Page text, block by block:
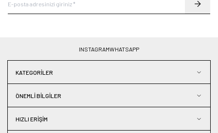
INSTAGRAMWHATSAPP
KATEGORILER
ÖNEMLI BILGILER
HIZLI ERIŞIM